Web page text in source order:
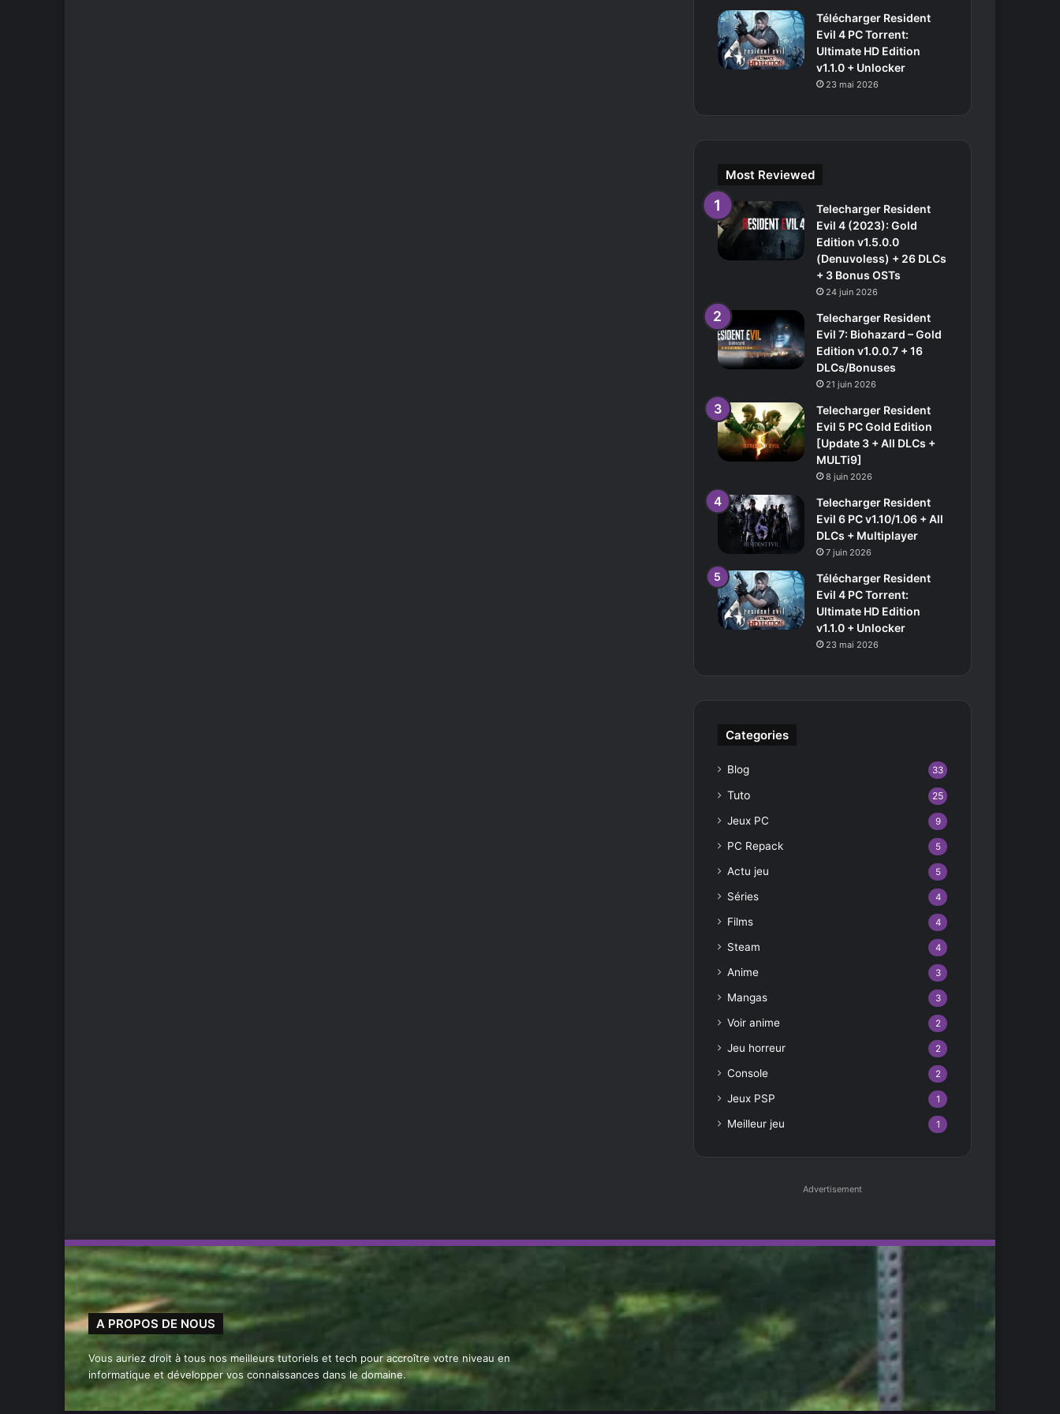
Télécharger Resident
Evil 4 PC Torrent:
Ultimate HD Edition
v1.1.0 + Unlocker
23 mai 2026
Most Reviewed
Telecharger Resident
Evil 4 (2023): Gold
Edition v1.5.0.0
(Denuvoless) + 26 DLCs
+ 3 Bonus OSTs
24 juin 2026
Telecharger Resident
Evil 7: Biohazard – Gold
Edition v1.0.0.7 + 16
DLCs/Bonuses
21 juin 2026
Telecharger Resident
Evil 5 PC Gold Edition
[Update 3 + All DLCs +
MULTi9]
8 juin 2026
Telecharger Resident
Evil 6 PC v1.10/1.06 + All
DLCs + Multiplayer
7 juin 2026
Télécharger Resident
Evil 4 PC Torrent:
Ultimate HD Edition
v1.1.0 + Unlocker
23 mai 2026
Categories
Blog 33
Tuto 25
Jeux PC 9
PC Repack 5
Actu jeu 5
Séries 4
Films 4
Steam 4
Anime 3
Mangas 3
Voir anime 2
Jeu horreur 2
Console 2
Jeux PSP 1
Meilleur jeu 1
Advertisement
A PROPOS DE NOUS
Vous auriez droit à tous nos meilleurs tutoriels et tech pour accroître votre niveau en
informatique et développer vos connaissances dans le domaine.